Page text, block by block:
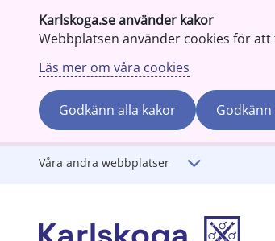
Karlskoga.se använder kakor
Webbplatsen använder cookies för
Läs mer om våra cookies
Godkänn alla kakor
Gå till innehåll
Våra andra webbplatser